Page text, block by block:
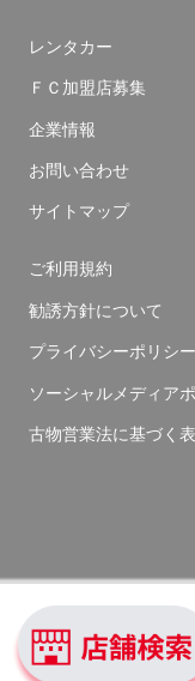
レンタカー
ＦＣ加盟店募集
企業情報
お問い合わせ
サイトマップ
ご利用規約
勧誘方針について
プライバシーポリシー
ソーシャルメディア
古物営業法に基づく